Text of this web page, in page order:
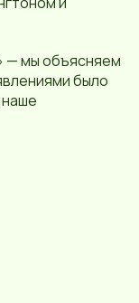
— мы объясняем
было